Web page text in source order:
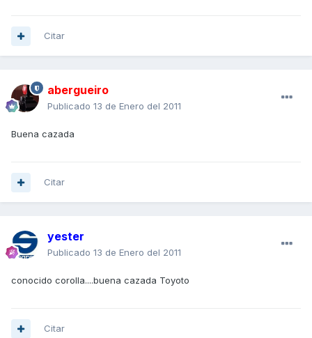
Citar
abergueiro
Publicado 13 de Enero del 2011
Buena cazada
Citar
yester
Publicado 13 de Enero del 2011
conocido corolla....buena cazada Toyoto
Citar